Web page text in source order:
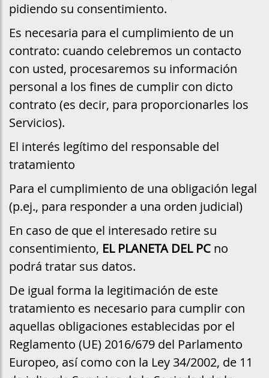
pidiendo su consentimiento.
Es necesaria para el cumplimiento de un
contrato: cuando celebremos un contacto
con usted, procesaremos su información
personal a los fines de cumplir con dicto
contrato (es decir, para proporcionarles los
Servicios).
El interés legítimo del responsable del
tratamiento
Para el cumplimiento de una obligación legal
(p.ej., para responder a una orden judicial)
En caso de que el interesado retire su
consentimiento, EL PLANETA DEL PC no
podrá tratar sus datos.
De igual forma la legitimación de este
tratamiento es necesario para cumplir con
aquellas obligaciones establecidas por el
Reglamento (UE) 2016/679 del Parlamento
Europeo, así como con la Ley 34/2002, de 11